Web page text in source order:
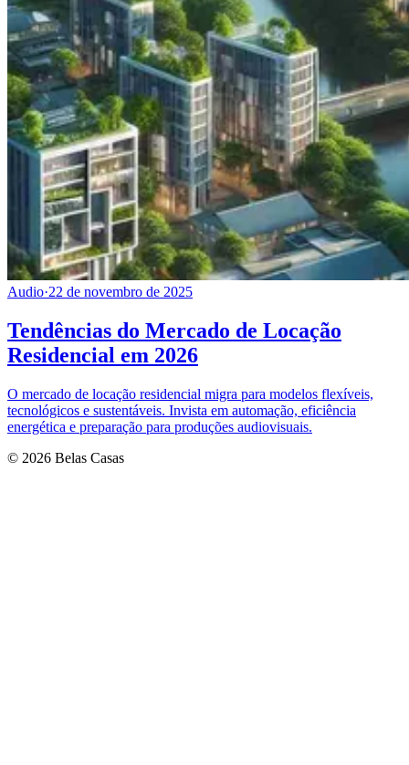
Audio·22 de novembro de 2025
Tendências do Mercado de Locação
Residencial em 2026
O mercado de locação residencial migra para modelos flexíveis,
tecnológicos e sustentáveis. Invista em automação, eficiência
energética e preparação para produções audiovisuais.
© 2026 Belas Casas